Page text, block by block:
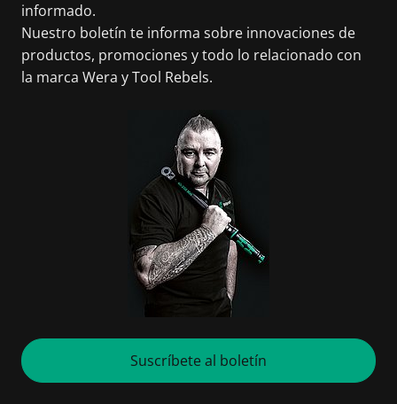
informado.
Nuestro boletín te informa sobre innovaciones de
productos, promociones y todo lo relacionado con
la marca Wera y Tool Rebels.
Suscríbete al boletín